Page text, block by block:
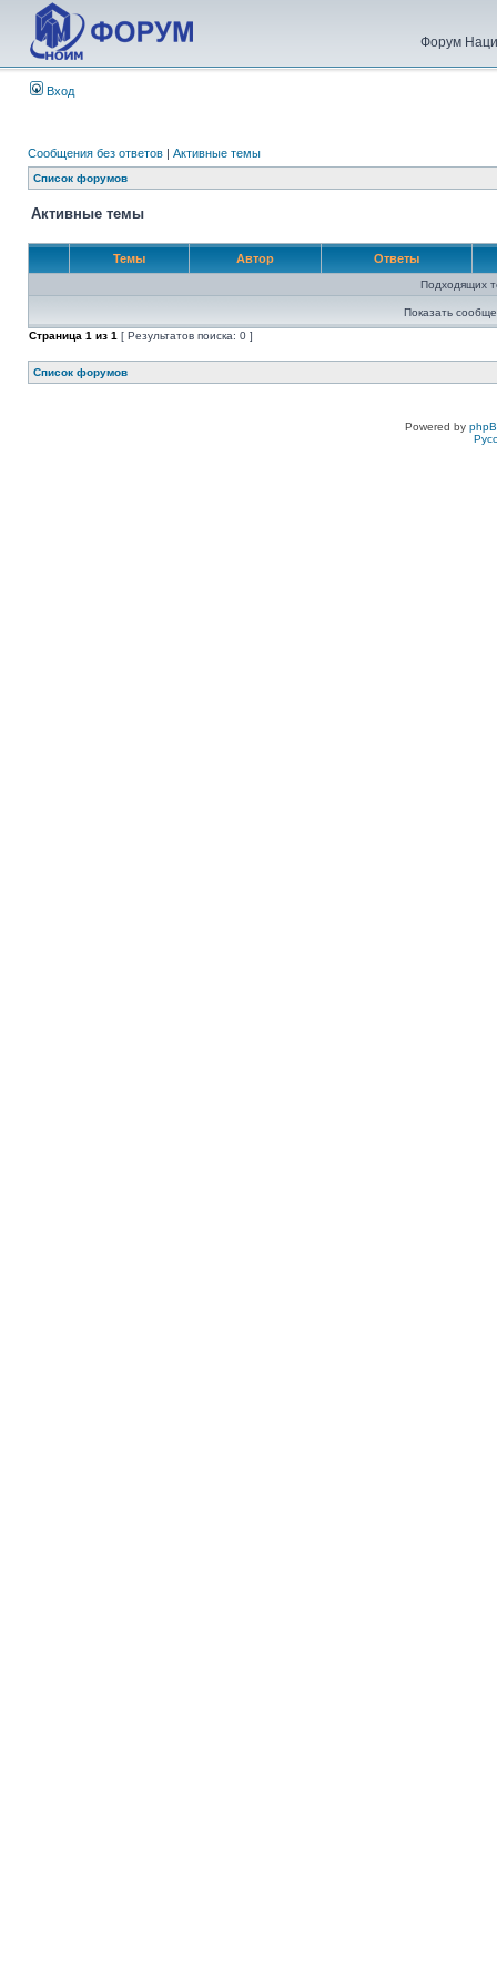
Форум
Вход
Сообщения без ответов | Активные темы
Список форумов
Активные темы
Темы Автор Ответы
Подходящих
Показать
Страница 1 из 1 [ Результатов поиска: 0 ]
Список форумов
Powered by